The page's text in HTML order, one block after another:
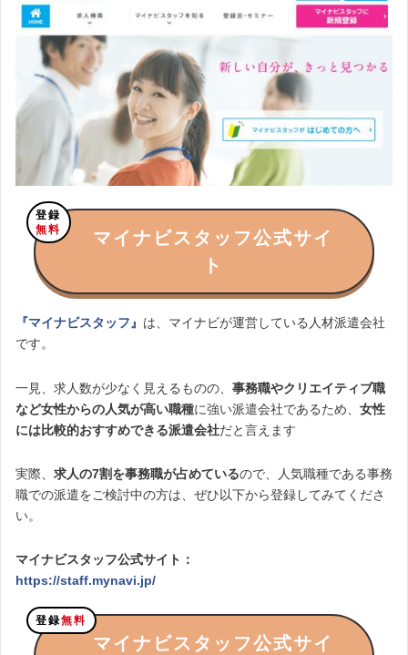
登録
無料
マイナビスタッフ公式サイ
ト
『マイナビスタッフ』 は、マイナビが運営している人材派遣会社
です。
一見、求人数が少なく見えるものの、 事務職やクリエイティブ職
など女性からの人気が高い職種に強い派遣会社であるため、 女性
には比較的おすすめできる派遣会社だと言えます
実際、 求人の7割を事務職が占めているので、人気職種である事務
職での派遣をご検討中の方は、ぜひ以下から登録してみてくださ
い。
マイナビスタッフ公式サイト：
https://staff.mynavi.jp/
登録無料
マイナビスタッフ公式サイ